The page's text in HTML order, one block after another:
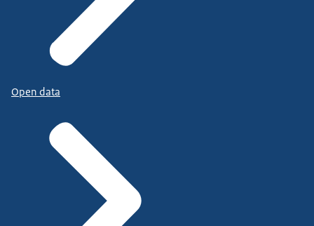
Open data